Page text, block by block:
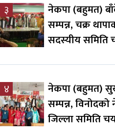
३
नेकपा (बहुमत)
सम्पन्न, चक्र
सदस्यीय समिति
४
नेकपा (बहुमत)
सम्पन्न,
जिल्ला समिति